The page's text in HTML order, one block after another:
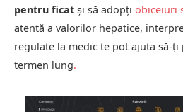
pentru ficat și să adopți obiceiuri
atentă a valorilor hepatice,
regulate la medic te pot ajuta să-ți
termen lung.